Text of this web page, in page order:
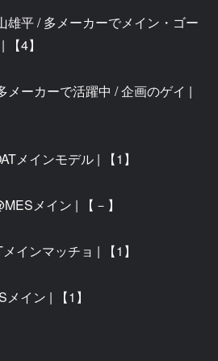
雄平 / 多メーカーでメイン・ゴー
4】
メーカーで活躍中 / 企画のゲイ |
メインモデル | 【1】
メイン | 【－】
インマッチョ | 【1】
メイン | 【1】